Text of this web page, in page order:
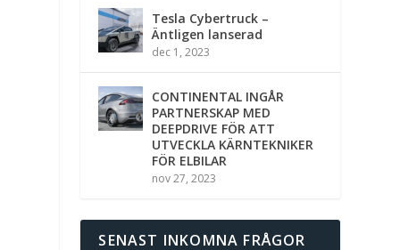
Tesla Cybertruck –
Äntligen lanserad
dec 1, 2023
CONTINENTAL INGÅR
PARTNERSKAP MED
DEEPDRIVE FÖR ATT
UTVECKLA KÄRNTEKNIKER
FÖR ELBILAR
nov 27, 2023
SENAST INKOMNA FRÅGOR